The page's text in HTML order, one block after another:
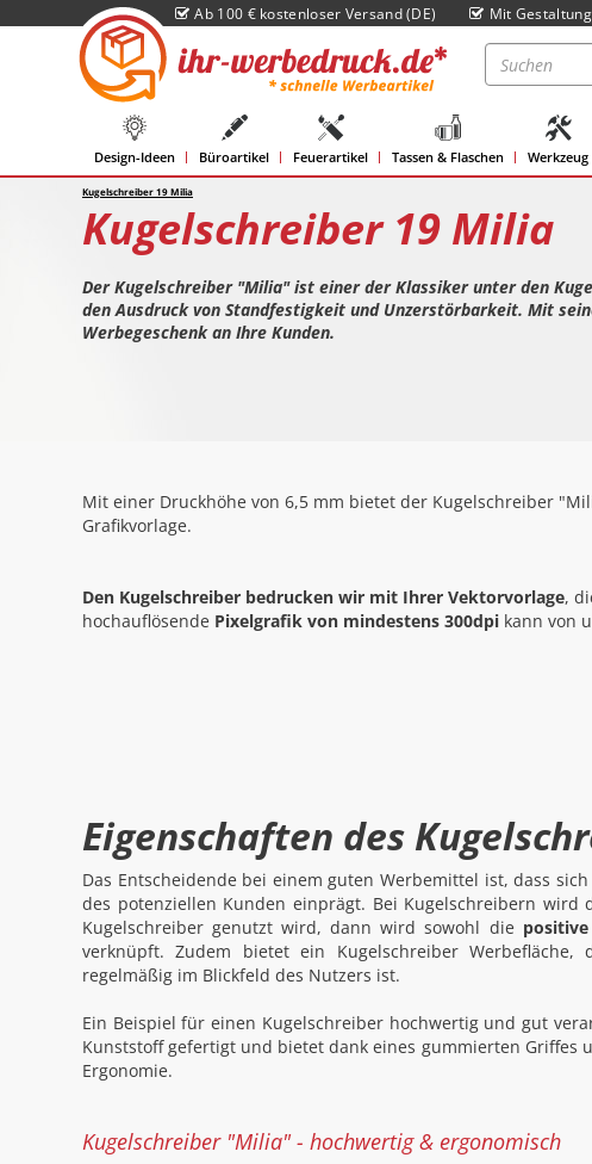
Ab 100 € kostenloser Versand (DE) Mit
Design-Ideen Büroartikel Feuerartikel Tassen & Flaschen Werkzeug
Kugelschreiber 19 Milia
Kugelschreiber 19 Milia
Der Kugelschreiber "Milia" ist einer der Klassikerunter den
den Ausdruck von Standfestigkeit und Unzerstörbarkeit. Mit
Werbegeschenk an Ihre Kunden.
Mit einer Druckhöhe von 6,5 mm bietet der Kugelschreiber
Grafikvorlage.
Den Kugelschreiber bedrucken wir mit Ihrer Vektorvorlage,
hochauflösende Pixelgrafik von mindestens 300dpi kann von
Eigenschaften des
Das Entscheidende bei einem guten Werbemittel ist, dass
des potenziellen Kunden einprägt. Bei Kugelschreibern
Kugelschreiber genutzt wird, dann wird sowohl die
verknüpft. Zudem bietet ein Kugelschreiber
regelmäßig im Blickfeld des Nutzers ist.
Ein Beispiel für einen Kugelschreiber hochwertig und gut
Kunststoff gefertigt und bietet dank eines gummierten
Ergonomie.
Kugelschreiber "Milia" - hochwertig & ergonomisch